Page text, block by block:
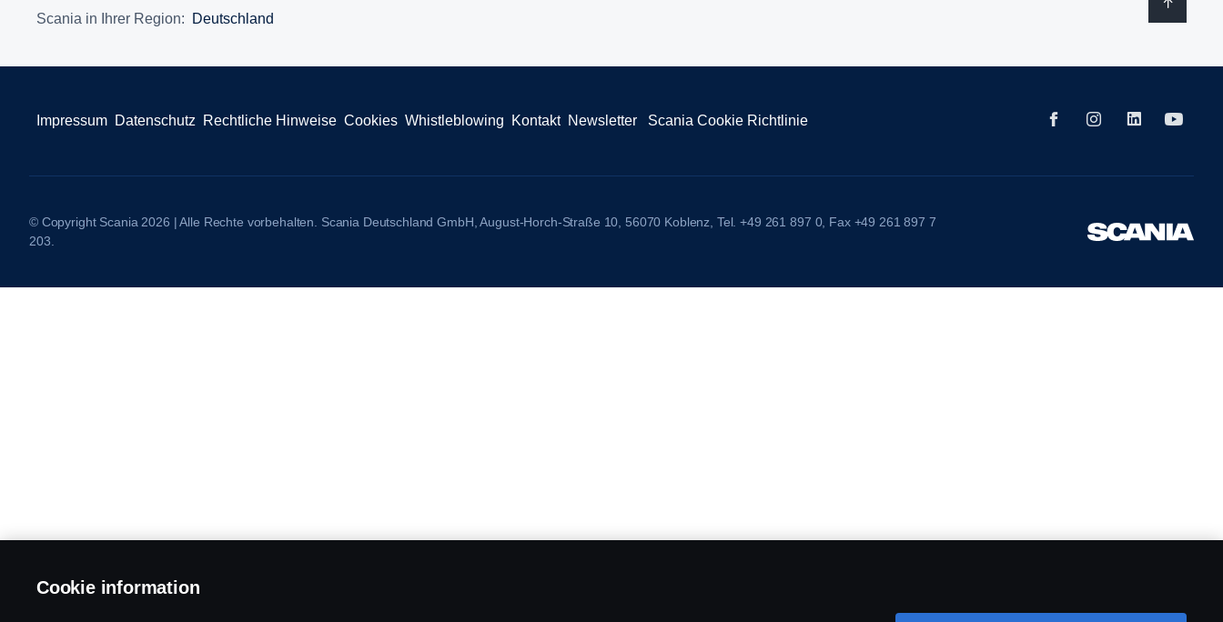
Scania in Ihrer Region: Deutschland
Impressum Datenschutz Rechtliche Hinweise Cookies Whistleblowing Kontakt Newsletter Scania Cookie Richtlinie
© Copyright Scania 2026 | Alle Rechte vorbehalten. Scania Deutschland GmbH, August-Horch-Straße 10, 56070 Koblenz, Tel. +49 261 897 0, Fax +49 261 897 7
203.
Cookie information